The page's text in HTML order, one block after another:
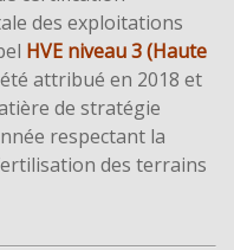
des exploitations
HVE niveau 3 (Haute
attribué en 2018 et
de stratégie
respectant la
des terrains